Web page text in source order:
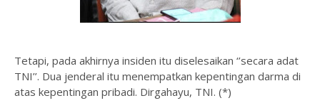
Tetapi, pada akhirnya insiden itu diselesaikan ‘’secara adat
TNI’’. Dua jenderal itu menempatkan kepentingan darma di
atas kepentingan pribadi. Dirgahayu, TNI. (*)